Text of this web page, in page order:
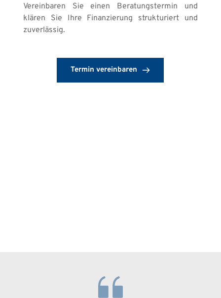
Vereinbaren Sie einen Beratungstermin und
klären Sie Ihre Finanzierung strukturiert und
zuverlässig.
Termin vereinbaren